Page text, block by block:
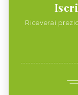
Riceverai